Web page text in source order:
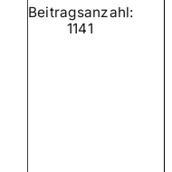
Beitragsanzahl:
1141